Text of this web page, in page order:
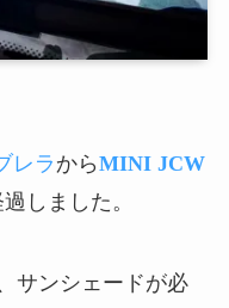
レラ からMINI JCW
しました。
サンシェードが必